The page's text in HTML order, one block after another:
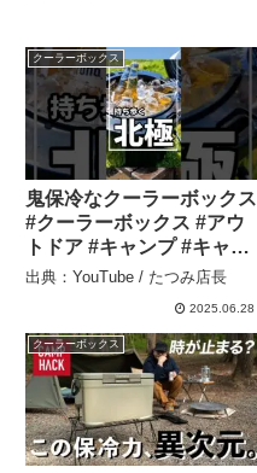
クーラーボックス
鬼保冷なクーラーボックス
#クーラーボックス #アウ
トドア #キャンプ #キャン
プ飯 #bbq #海 #山 #川 #釣
ュー #キャンプギア #夏 –
たつみ店長
出典：YouTube / たつみ店長
2025.06.28
クーラーボックス